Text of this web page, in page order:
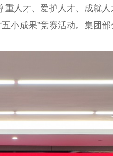
人才、爱护人才、成就
小成果”竞赛活动。集团部